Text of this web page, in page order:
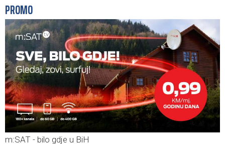
PROMO
m:SAT - bilo gdje u BiH